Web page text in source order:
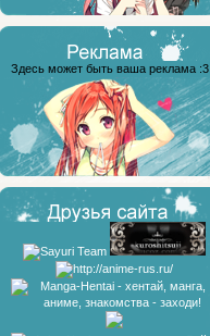
Здесь может быть ваша реклама :3